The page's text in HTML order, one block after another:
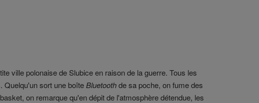
ville polonaise de Slubice en raison de la guerre. Tous les
Quelqu'un sort une boîteBluetoothde sa poche, on fume des
on remarque qu'en dépit de l'atmosphère détendue, les